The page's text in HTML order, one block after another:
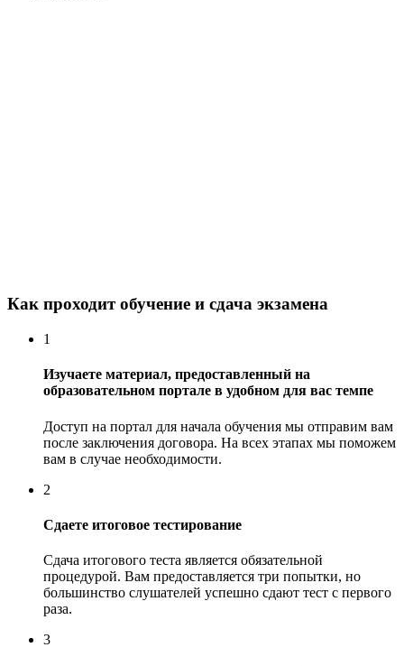
Как проходит обучение и сдача экзамена
1
Изучаете материал, предоставленный на
образовательном портале в удобном для вас темпе
Доступ на портал для начала обучения мы отправим вам
после заключения договора. На всех этапах мы поможем
вам в случае необходимости.
2
Сдаете итоговое тестирование
Сдача итогового теста является обязательной
процедурой. Вам предоставляется три попытки, но
большинство слушателей успешно сдают тест с первого
раза.
3